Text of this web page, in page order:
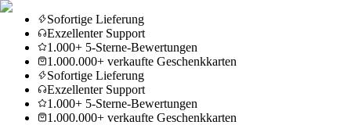
Sofortige Lieferung
Exzellenter Support
1.000+ 5-Sterne-Bewertungen
1.000.000+ verkaufte Geschenkkarten
Sofortige Lieferung
Exzellenter Support
1.000+ 5-Sterne-Bewertungen
1.000.000+ verkaufte Geschenkkarten